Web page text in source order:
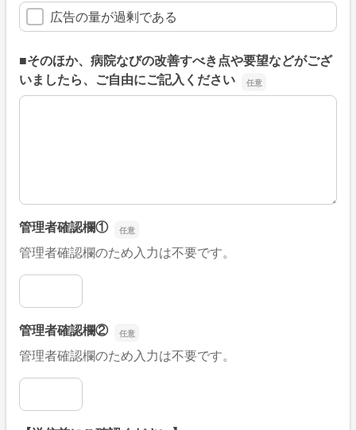
広告の量が過剰である
■そのほか、病院なびの改善すべき点や要望などがござ
いましたら、ご自由にご記入ください
■そのほか、病院なびの改善すべき点や要望などがござい
管理者確認欄①
管理者確認欄のため入力は不要です。
管理者確認欄①
管理者確認欄②
管理者確認欄のため入力は不要です。
管理者確認欄②